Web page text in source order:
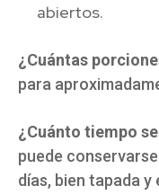
abiertos.
¿Cuántas
para
¿Cuánto tiempo
puede
días, bien tapada